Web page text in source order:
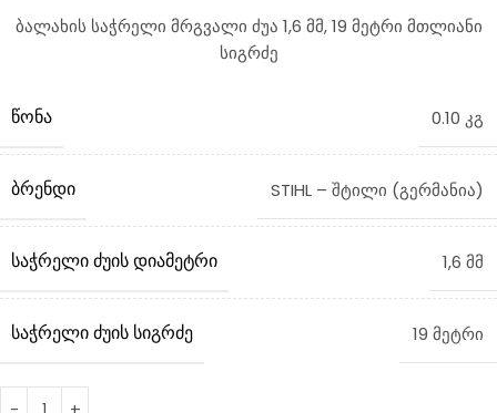
ბალახის საჭრელი მრგვალი ძუა 1,6 მმ, 19 მეტრი მთლიანი
სიგრძე
ᲬᲝᲜᲐ 0.10 კგ
ᲑᲠᲔᲜᲓᲘ STIHL – შტილი (გერმანია)
ᲡᲐᲭᲠᲔᲚᲘ ᲫᲣᲘᲡ ᲓᲘᲐᲛᲔᲢᲠᲘ 1,6 მმ
ᲡᲐᲭᲠᲔᲚᲘ ᲫᲣᲘᲡ ᲡᲘᲒᲠᲫᲔ 19 მეტრი